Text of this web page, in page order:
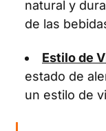
natural y
de las
Estilo de
estado de
un estilo de